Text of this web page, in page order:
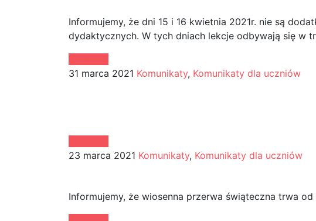
Informujemy, że dni 15 i 16 kwietnia 2021r. nie są
dydaktycznych. W tych dniach lekcje odbywają się w
31 marca 2021 Komunikaty, Komunikaty dla uczniów
23 marca 2021 Komunikaty, Komunikaty dla uczniów
Informujemy, że wiosenna przerwa świąteczna trwa